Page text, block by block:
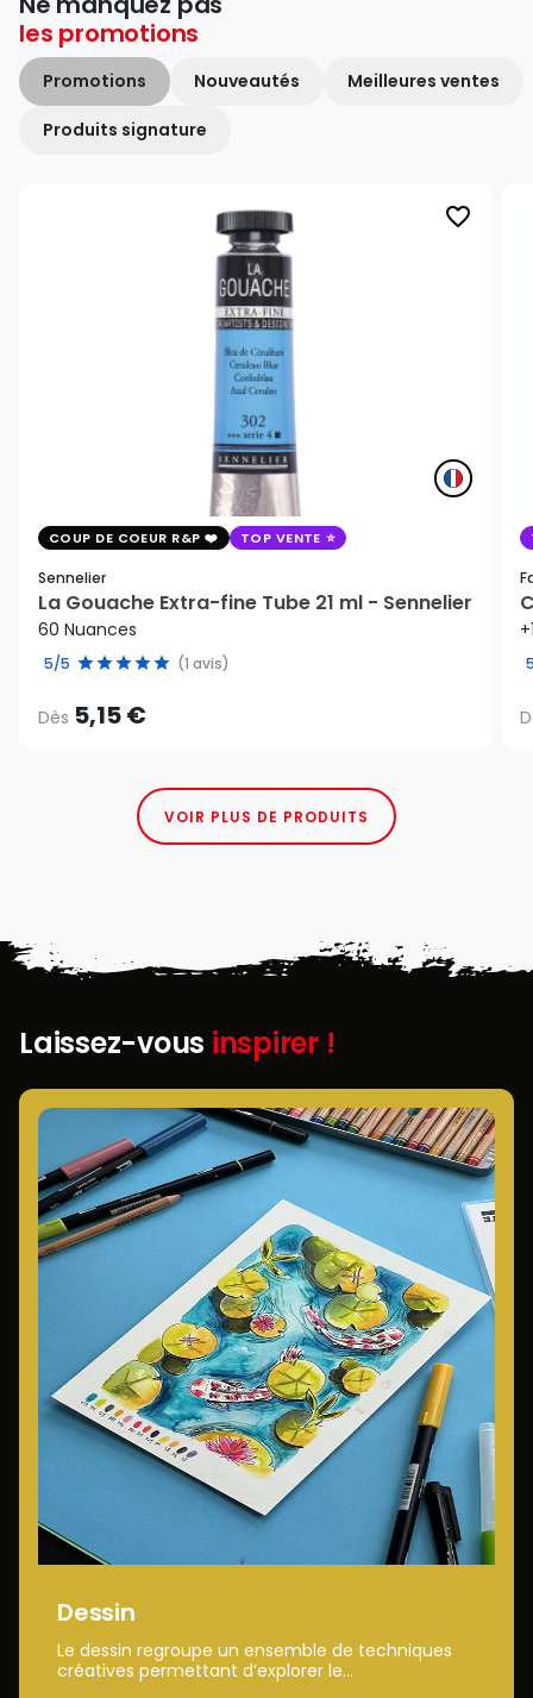
les promotions
Promotions Nouveautés Meilleures ventes
Produits signature
favorite_border
COUP DE COEUR R&P TOP VENTE
Sennelier
La Gouache Extra-fine Tube 21 ml - Sennelier
60 Nuances
5/5 (1 avis)
Dès 5,15 €
VOIR PLUS DE PRODUITS
Laissez-vous inspirer !
Dessin
Le dessin regroupe un ensemble de techniques
créatives permettant d’explorer le...